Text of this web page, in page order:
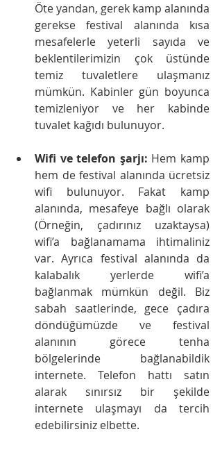
Öte yandan, gerek kamp alanında
gerekse festival alanında kısa
mesafelerle yeterli sayıda ve
beklentilerimizin çok üstünde
temiz tuvaletlere ulaşmanız
mümkün. Kabinler gün boyunca
temizleniyor ve her kabinde
tuvalet kağıdı bulunuyor.
Wifi ve telefon şarjı: Hem kamp
hem de festival alanında ücretsiz
wifi bulunuyor. Fakat kamp
alanında, mesafeye bağlı olarak
(Örneğin, çadırınız uzaktaysa)
wifi’a bağlanamama ihtimaliniz
var. Ayrıca festival alanında da
kalabalık yerlerde wifi’a
bağlanmak mümkün değil. Biz
sabah saatlerinde, gece çadıra
döndüğümüzde ve festival
alanının görece tenha
bölgelerinde bağlanabildik
internete. Telefon hattı satın
alarak sınırsız bir şekilde
internete ulaşmayı da tercih
edebilirsiniz elbette.